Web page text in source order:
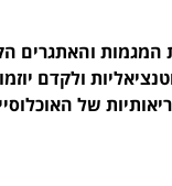
המגמות והאתגרים
ולקדם
של